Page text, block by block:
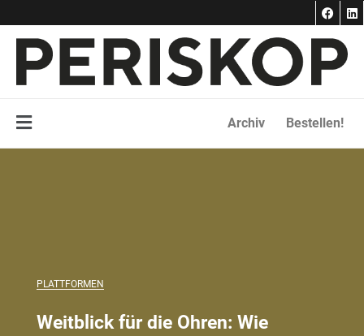
Inhalt
springen
F
a
c
e
o
L
i
n
Main
Menu
Archiv Bestellen!
PLATTFORMEN
Weitblick für die Ohren: Wie